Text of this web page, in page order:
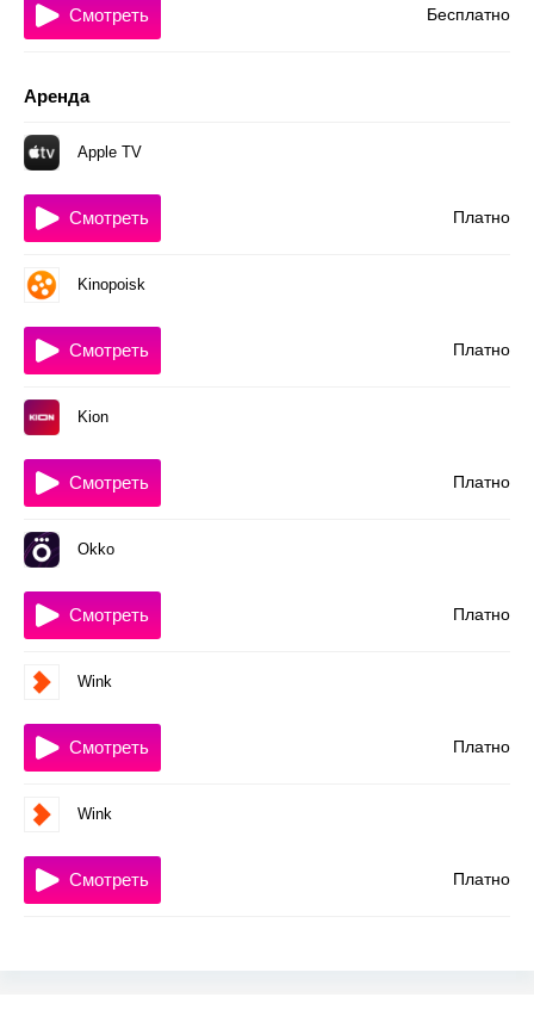
Бесплатно
Смотреть
Аренда
Apple TV
Платно
Смотреть
Kinopoisk
Платно
Смотреть
Kion
Платно
Смотреть
Okko
Платно
Смотреть
Wink
Платно
Смотреть
Wink
Платно
Смотреть